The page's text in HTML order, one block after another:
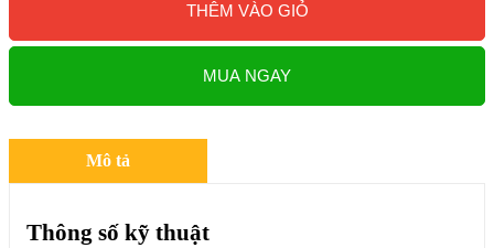
THÊM VÀO GIỎ
MUA NGAY
Mô tả
Thông số kỹ thuật